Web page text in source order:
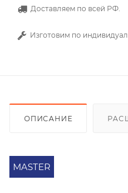
Доставляем по всей РФ.
Изготовим по
ОПИСАНИЕ
MASTER